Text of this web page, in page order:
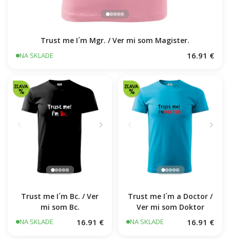
Trust me I´m Mgr. / Ver mi som Magister.
NA SKLADE 16.91 €
Trust me I´m Bc. / Ver
mi som Bc.
NA SKLADE 16.91 €
Trust me I´m a Doctor /
Ver mi som Doktor
NA SKLADE 16.91 €